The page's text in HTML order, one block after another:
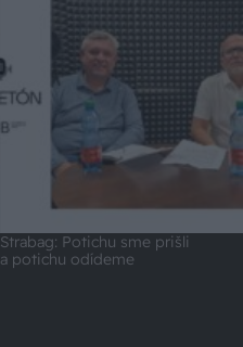
Strabag: Potichu sme prišli
a potichu odídeme